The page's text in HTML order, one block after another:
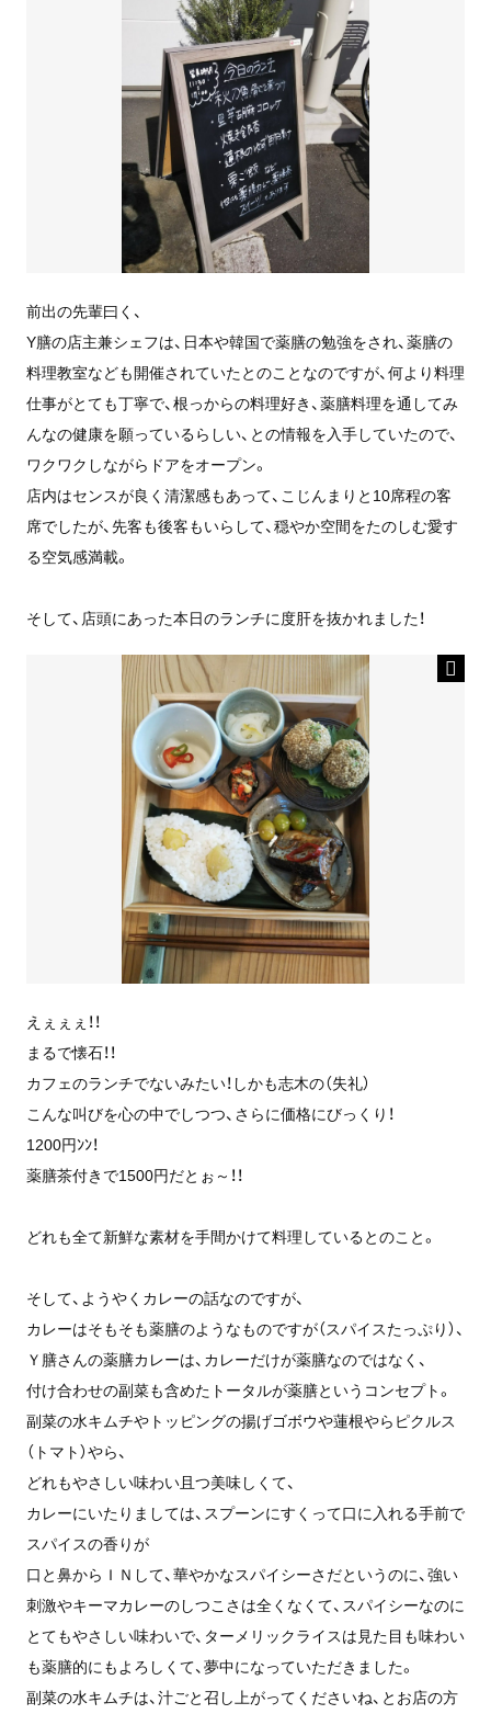
前出の先輩曰く、
Y膳の店主兼シェフは、日本や韓国で薬膳の勉強をされ、薬膳の
料理教室なども開催されていたとのことなのですが、何より料理
仕事がとても丁寧で、根っからの料理好き、薬膳料理を通してみ
んなの健康を願っているらしい、との情報を入手していたので、
ワクワクしながらドアをオープン。
店内はセンスが良く清潔感もあって、こじんまりと10席程の客
席でしたが、先客も後客もいらして、穏やか空間をたのしむ愛す
る空気感満載。
そして、店頭にあった本日のランチに度肝を抜かれました！
えぇぇぇ！！
まるで懐石！！
カフェのランチでないみたい！しかも志木の（失礼）
こんな叫びを心の中でしつつ、さらに価格にびっくり！
1200円ﾝﾝ！
薬膳茶付きで1500円だとぉ～！！
どれも全て新鮮な素材を手間かけて料理しているとのこと。
そして、ようやくカレーの話なのですが、
カレーはそもそも薬膳のようなものですが（スパイスたっぷり）、
Ｙ膳さんの薬膳カレーは、カレーだけが薬膳なのではなく、
付け合わせの副菜も含めたトータルが薬膳というコンセプト。
副菜の水キムチやトッピングの揚げゴボウや蓮根やらピクルス
（トマト）やら、
どれもやさしい味わい且つ美味しくて、
カレーにいたりましては、スプーンにすくって口に入れる手前で
スパイスの香りが
口と鼻からＩＮして、華やかなスパイシーさだというのに、強い
刺激やキーマカレーのしつこさは全くなくて、スパイシーなのに
とてもやさしい味わいで、ターメリックライスは見た目も味わい
も薬膳的にもよろしくて、夢中になっていただきました。
副菜の水キムチは、汁ごと召し上がってくださいね、とお店の方